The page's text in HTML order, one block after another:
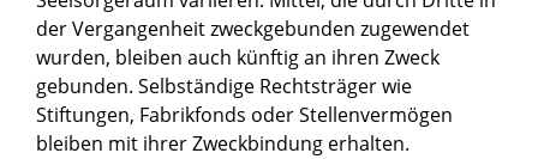
der Vergangenheit zweckgebunden zugewendet
wurden, bleiben auch künftig an ihren Zweck
gebunden. Selbständige Rechtsträger wie
Stiftungen, Fabrikfonds oder Stellenvermögen
bleiben mit ihrer Zweckbindung erhalten.